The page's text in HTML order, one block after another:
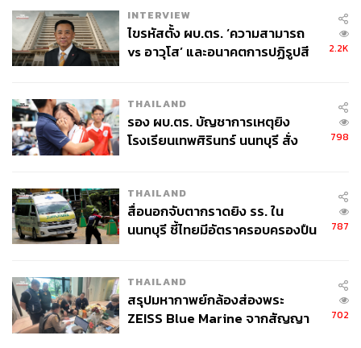
INTERVIEW
ไขรหัสตั้ง ผบ.ตร. ‘ความสามารถ
vs อาวุโส’ และอนาคตการปฏิรูปสี
2.2K
THAILAND
รอง ผบ.ตร. บัญชาการเหตุยิง
โรงเรียนเทพศิรินทร์ นนทบุรี สั่ง
798
THAILAND
สื่อนอกจับตากราดยิง รร. ใน
นนทบุรี ชี้ไทยมีอัตราครอบครองปืน
787
THAILAND
สรุปมหากาพย์กล้องส่องพระ
ZEISS Blue Marine จากสัญญา
702